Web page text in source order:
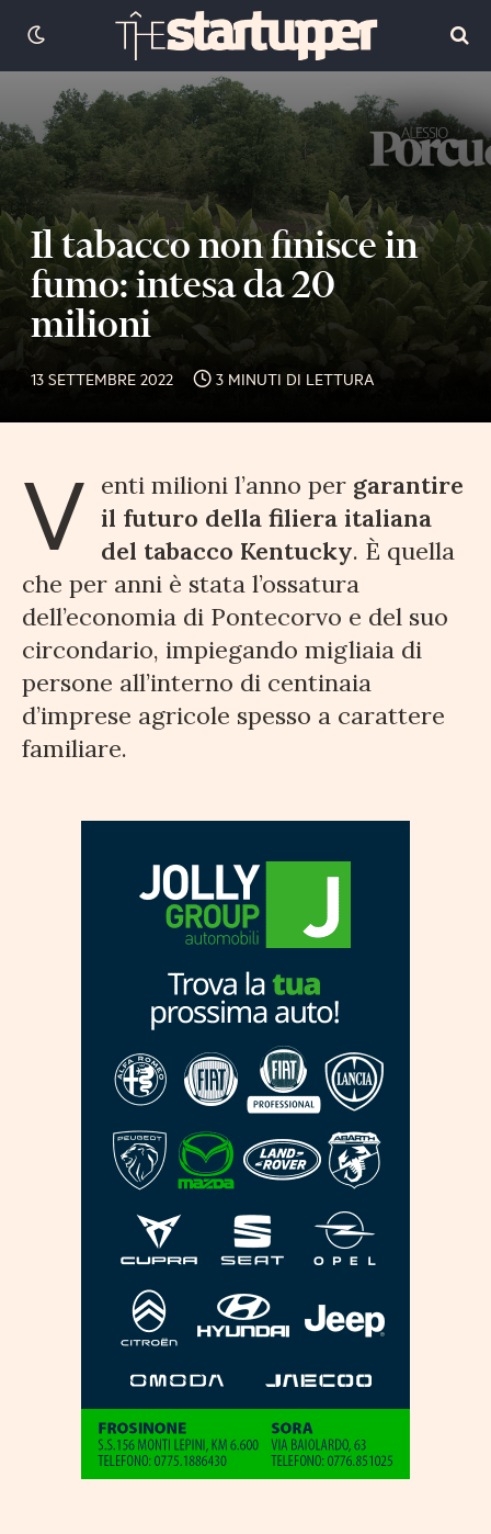
Il tabacco non finisce in
fumo: intesa da 20
milioni
13 SETTEMBRE 2022 3 MINUTI DI LETTURA
V enti milioni l’anno per garantire
il futuro della filiera italiana
del tabacco Kentucky. È quella
che per anni è stata l’ossatura
dell’economia di Pontecorvo e del suo
circondario, impiegando migliaia di
persone all’interno di centinaia
d’imprese agricole spesso a carattere
familiare.